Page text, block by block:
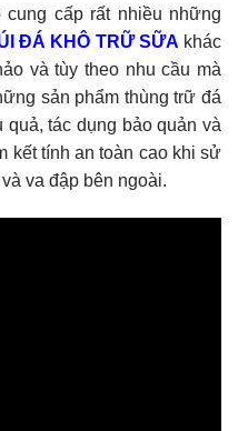
cấp rất nhiều những
ĐÁ KHÔ TRỮ SỮA khác
và tùy theo nhu cầu mà
sản phẩm thùng trữ đá
tác dụng bảo quản và
kết tính an toàn cao khi sử
va đập bên ngoài.